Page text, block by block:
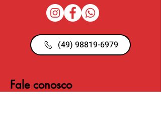
(49) 98819-6979
Fale conosco